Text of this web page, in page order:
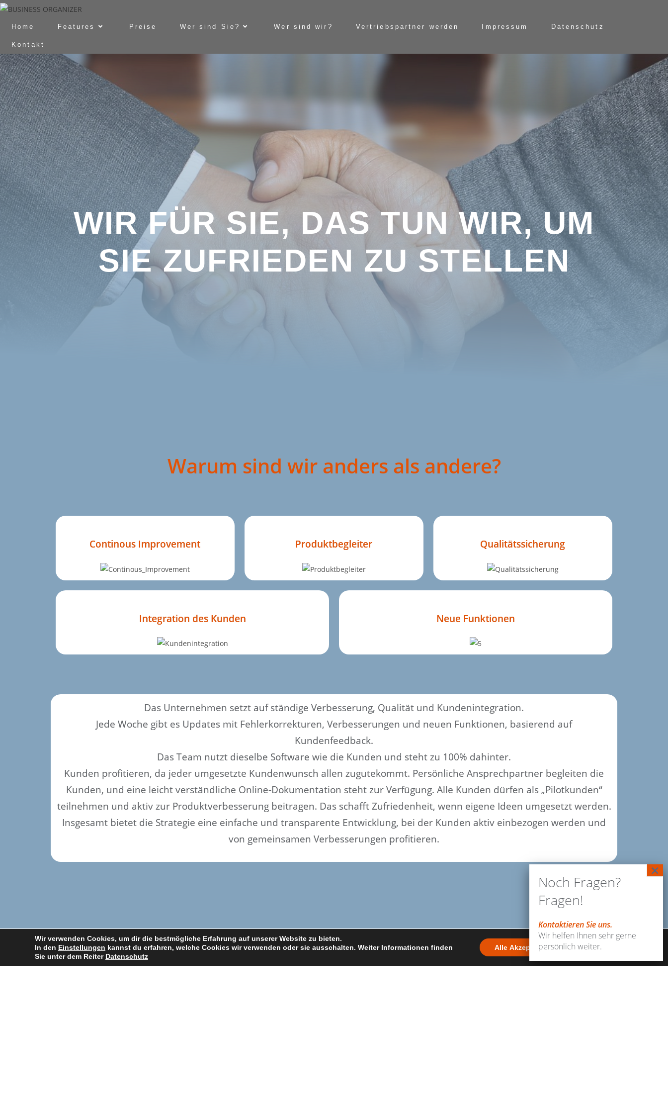
Home Features Preise Wer sind Sie? Wer sind wir? Vertriebspartner werden Impressum Datenschutz
Kontakt
WIR FÜR SIE, DAS TUN WIR, UM
SIE ZUFRIEDEN ZU STELLEN
Warum sind wir anders als andere?
Continous Improvement Produktbegleiter Qualitätssicherung
Integration des Kunden Neue Funktionen
Das Unternehmen setzt auf ständige Verbesserung, Qualität und Kundenintegration.
Jede Woche gibt es Updates mit Fehlerkorrekturen, Verbesserungen und neuen Funktionen, basierend auf
Kundenfeedback.
Das Team nutzt dieselbe Software wie die Kunden und steht zu 100% dahinter.
Kunden profitieren, da jeder umgesetzte Kundenwunsch allen zugutekommt. Persönliche Ansprechpartner begleiten die
Kunden, und eine leicht verständliche Online-Dokumentation steht zur Verfügung. Alle Kunden dürfen als „Pilotkunden“
teilnehmen und aktiv zur Produktverbesserung beitragen. Das schafft Zufriedenheit, wenn eigene Ideen umgesetzt werden.
Insgesamt bietet die Strategie eine einfache und transparente Entwicklung, bei der Kunden aktiv einbezogen werden und
von gemeinsamen Verbesserungen profitieren.
Noch Fragen?
Fragen!
Kontaktieren Sie uns.
Wir helfen Ihnen sehr gerne
persönlich weiter.
Wir verwenden Cookies, um dir die bestmögliche Erfahrung auf unserer Website zu bieten.
In den Einstellungen kannst du erfahren, welche Cookies wir verwenden oder sie ausschalten. Weiter Informationen finden
Sie unter dem Reiter Datenschutz
Alle Akzeptieren Ablehnen